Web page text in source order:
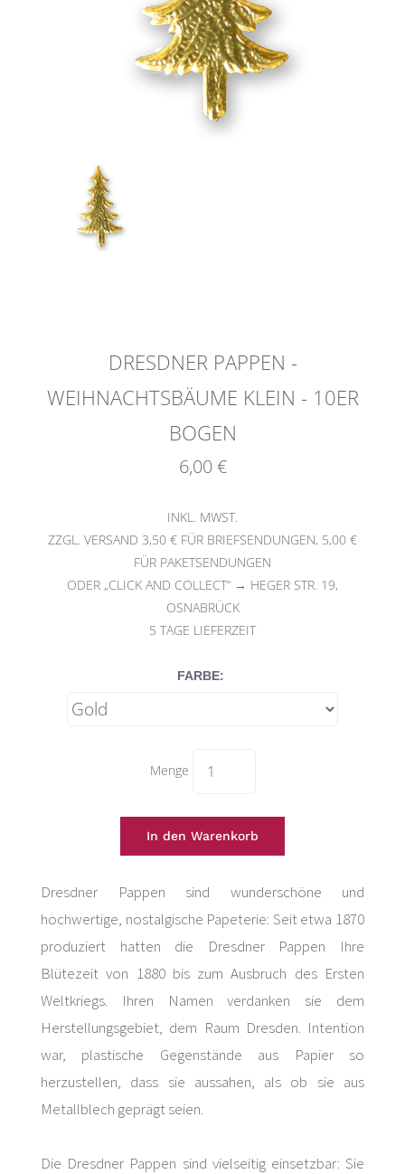
DRESDNER PAPPEN -
WEIHNACHTSBÄUME KLEIN - 10ER
BOGEN
6,00 €
INKL. MWST.
ZZGL. VERSAND 3,50 € FÜR BRIEFSENDUNGEN, 5,00 €
FÜR PAKETSENDUNGEN
ODER „CLICK AND COLLECT“ → HEGER STR. 19,
OSNABRÜCK
5 TAGE LIEFERZEIT
FARBE:
Menge
Dresdner Pappen sind wunderschöne und
hochwertige, nostalgische Papeterie: Seit etwa 1870
produziert hatten die Dresdner Pappen Ihre
Blütezeit von 1880 bis zum Ausbruch des Ersten
Weltkriegs. Ihren Namen verdanken sie dem
Herstellungsgebiet, dem Raum Dresden. Intention
war, plastische Gegenstände aus Papier so
herzustellen, dass sie aussahen, als ob sie aus
Metallblech geprägt seien.
Die Dresdner Pappen sind vielseitig einsetzbar: Sie